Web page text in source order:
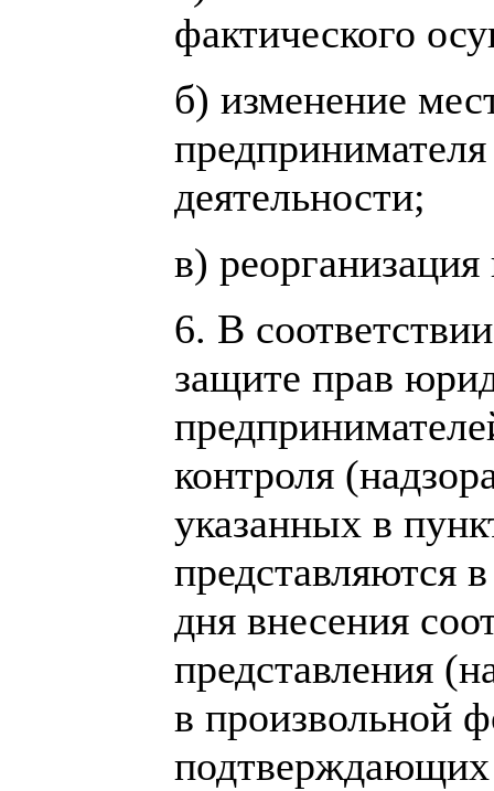
фактического
б) изменение
деятельности;
в)
6. В
защите прав
контроля
указанных в
представляются
дня внесения
представления
в произвольной
подтверждающих